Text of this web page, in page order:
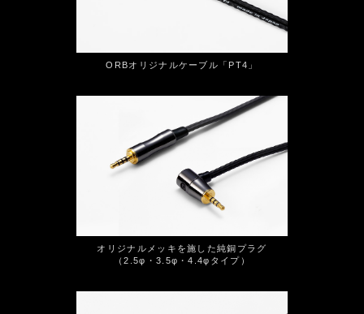
ORBオリジナルケーブル「PT4」
オリジナルメッキを施した純銅プラグ
（2.5φ・3.5φ・4.4φタイプ）